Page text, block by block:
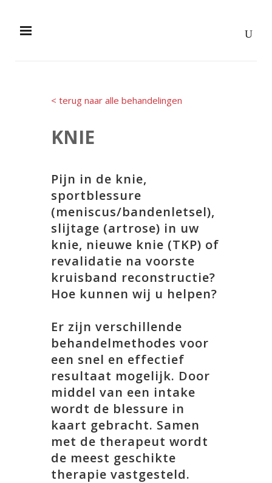
< terug naar alle behandelingen
KNIE
Pijn in de knie,
sportblessure
(meniscus/bandenletsel),
slijtage (artrose) in uw
knie, nieuwe knie (TKP) of
revalidatie na voorste
kruisband reconstructie?
Hoe kunnen wij u helpen?
Er zijn verschillende
behandelmethodes voor
een snel en effectief
resultaat mogelijk. Door
middel van een intake
wordt de blessure in
kaart gebracht. Samen
met de therapeut wordt
de meest geschikte
therapie vastgesteld.